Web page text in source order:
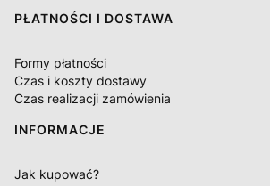
PŁATNOŚCI I DOSTAWA
Formy płatności
Czas i koszty dostawy
Czas realizacji zamówienia
INFORMACJE
Jak kupować?